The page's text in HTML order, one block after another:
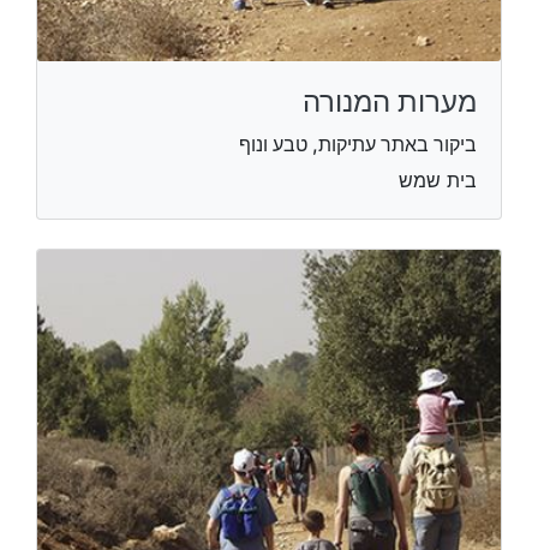
מערות המנורה
ביקור באתר עתיקות, טבע ונוף
בית שמש